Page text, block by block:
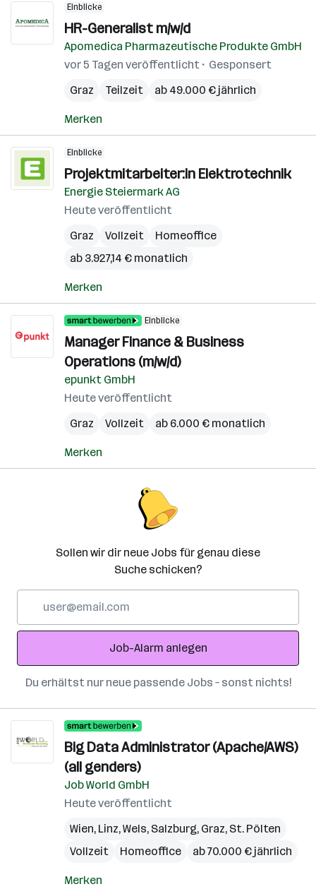
Einblicke
HR-Generalist m/w/d
Apomedica Pharmazeutische Produkte GmbH
vor 5 Tagen veröffentlicht
Gesponsert
Graz
Teilzeit ab 49.000 € jährlich
Merken
Einblicke
Projektmitarbeiter:in Elektrotechnik
Energie Steiermark AG
Heute veröffentlicht
Graz
Vollzeit
Homeoffice
ab 3.927,14 € monatlich
Merken
Einblicke
Manager Finance & Business
Operations (m/w/d)
epunkt GmbH
Heute veröffentlicht
Graz
Vollzeit ab 6.000 € monatlich
Merken
Sollen wir dir neue Jobs für genau diese
Suche schicken?
Adresse
Job-Alarm anlegen
Du erhältst nur neue passende Jobs – sonst nichts!
Big Data Administrator (Apache/AWS)
(all genders)
Job World GmbH
Heute veröffentlicht
Wien, Linz,Wels, Salzburg, Graz, St. Pölten
Vollzeit
Homeoffice ab 70.000 € jährlich
Merken